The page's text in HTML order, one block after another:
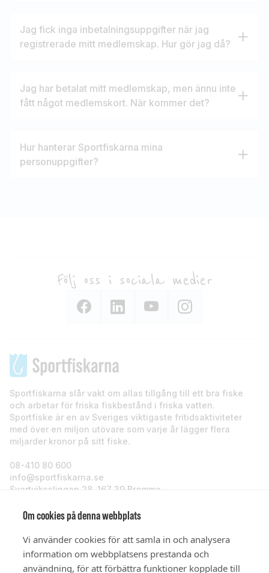
Om cookies på denna webbplats
Vi använder cookies för att samla in och analysera
information om webbplatsens prestanda och
användning, för att förbättra funktioner kopplade till
Jag fick inga inbetalningsuppgifter när jag
registrerade mitt medlemskap. Hur gör jag då?
Jag har betalat mitt medlemskap, men ännu inte
fått något medlemskort. När kommer det?
Hur hanterar Sportfiskarna mina
personuppgifter?
Följ oss i sociala medier
Sportfiskarna slår vakt om allas tillgång till ett bra fiske
och arbetar för friska fiskbestånd i friska vatten.
Sportfiske är en av Sveriges viktigaste fritidsaktiviteter
med över en miljon utövare som varje år lägger flera
miljarder kronor på sitt fiske.
08-410 80 600
info@sportfiskarna.se
Svartviksslingan 28, 167 39 Bromma
Sportfiskarna
Om oss